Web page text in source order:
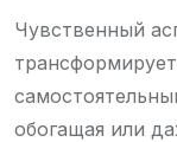
Чувственный
обогащая или